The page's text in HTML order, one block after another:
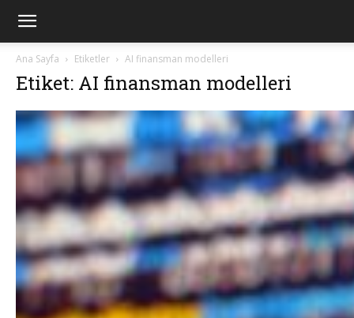
Ana Sayfa Etiketler AI finansman modelleri
Etiket: AI finansman modelleri